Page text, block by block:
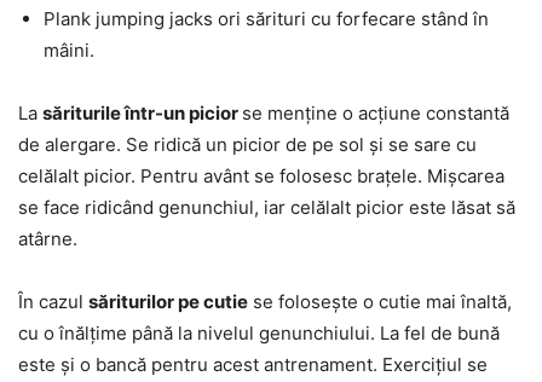
Plank jumping jacks ori sărituri cu forfecare stând în
mâini.
La săriturile într-un picior se menține o acțiune constantă
de alergare. Se ridică un picior de pe sol și se sare cu
celălalt picior. Pentru avânt se folosesc brațele. Mișcarea
se face ridicând genunchiul, iar celălalt picior este lăsat să
atârne.
În cazul săriturilor pe cutie se folosește o cutie mai înaltă,
cu o înălțime până la nivelul genunchiului. La fel de bună
este și o bancă pentru acest antrenament. Exercițiul se